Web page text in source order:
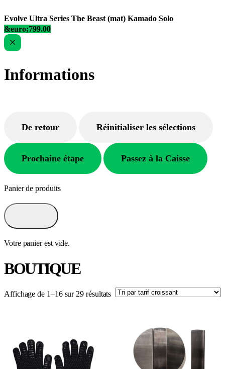
Evolve Ultra Series The Beast (mat) Kamado Solo
&euro;799.00
Informations
De retour Réinitialiser les sélections
Prochaine étape Passez à la Caisse
Panier de produits
Votre panier est vide.
BOUTIQUE
Affichage de 1–16 sur 29 résultats